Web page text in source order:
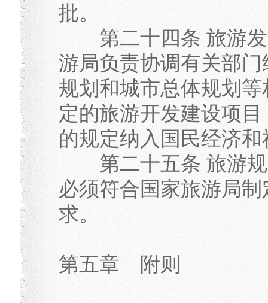
批。
第二十四条 旅游发
游局负责协调有关部
规划和城市总体规划
定的旅游开发建设项
的规定纳入国民经济
第二十五条 旅游规
必须符合国家旅游局
求。
第五章 附则